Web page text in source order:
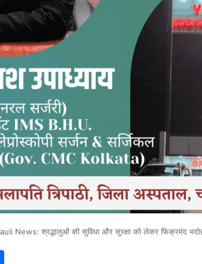
News: श्रद्धालुओं की सुविधा और सुरक्षा को लेकर फिक्रमंद